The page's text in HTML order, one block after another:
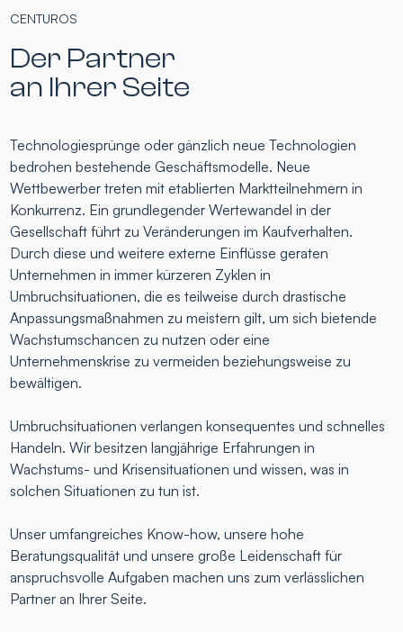
CENTUROS
Der Partner
an Ihrer Seite
Technologiesprünge oder gänzlich neue Technologien
bedrohen bestehende Geschäftsmodelle. Neue
Wettbewerber treten mit etablierten Marktteilnehmern in
Konkurrenz. Ein grundlegender Wertewandel in der
Gesellschaft führt zu Veränderungen im Kaufverhalten.
Durch diese und weitere externe Einflüsse geraten
Unternehmen in immer kürzeren Zyklen in
Umbruchsituationen, die es teilweise durch drastische
Anpassungsmaßnahmen zu meistern gilt, um sich bietende
Wachstumschancen zu nutzen oder eine
Unternehmenskrise zu vermeiden beziehungsweise zu
bewältigen.
Umbruchsituationen verlangen konsequentes und schnelles
Handeln. Wir besitzen langjährige Erfahrungen in
Wachstums- und Krisensituationen und wissen, was in
solchen Situationen zu tun ist.
Unser umfangreiches Know-how, unsere hohe
Beratungsqualität und unsere große Leidenschaft für
anspruchsvolle Aufgaben machen uns zum verlässlichen
Partner an Ihrer Seite.